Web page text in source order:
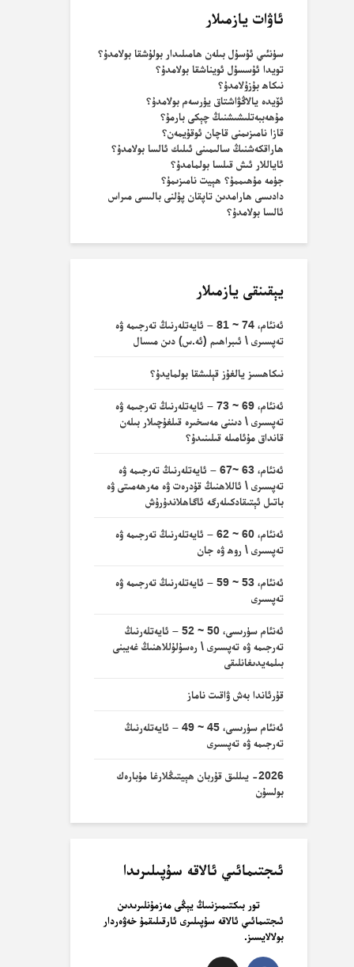
ئاۋات يازمىلار
سۈنئىي ئۇسۇل بىلەن ھامىلىدار بولۇشقا بولامدۇ؟
تويدا ئۇسسۇل ئويناشقا بولامدۇ؟
نىكاھ بۇزۇلامدۇ؟
ئۆيدە يالاڭۋاشتاق يۈرسەم بولامدۇ؟
مۇھەببەتلىشىشنىڭ چېكى بارمۇ؟
قازا نامىزىمنى قاچان ئوقۇيمەن؟
ھاراقكەشنىڭ سالىمىنى ئىلىك ئالسا بولامدۇ؟
ئاياللار ئىش قىلسا بولمامدۇ؟
جۈمە مۇھىممۇ؟ ھېيت نامىزىمۇ؟
دادىسى ھارامدىن تاپقان پۇلنى بالىسى مىراس
ئالسا بولامدۇ؟
يېقىنقى يازمىلار
ئەنئام، 74 ~ 81 – ئايەتلەرنىڭ تەرجىمە ۋە
تەپسىرى \ ئىبراھىم (ئە.س) دىن مىسال
نىكاھسىز يالغۇز قېلىشقا بولمايدۇ؟
ئەنئام، 69 ~ 73 – ئايەتلەرنىڭ تەرجىمە ۋە
تەپسىرى \ دىننى مەسخىرە قىلغۇچىلار بىلەن
قانداق مۇئامىلە قىلىنىدۇ؟
ئەنئام، 63 ~67 – ئايەتلەرنىڭ تەرجىمە ۋە
تەپسىرى \ ئاللاھنىڭ قۇدرەت ۋە مەرھەمىتى ۋە
باتىل ئېتىقادكىلەرگە ئاگاھلاندۇرۇش
ئەنئام، 60 ~ 62 – ئايەتلەرنىڭ تەرجىمە ۋە
تەپسىرى \ روھ ۋە جان
ئەنئام، 53 ~ 59 – ئايەتلەرنىڭ تەرجىمە ۋە
تەپسىرى
ئەنئام سۈرىسى، 50 ~ 52 – ئايەتلەرنىڭ
تەرجىمە ۋە تەپسىرى \ رەسۇلۇللاھنىڭ غەيبنى
بىلمەيدىغانلىقى
قۇرئاندا بەش ۋاقىت ناماز
ئەنئام سۈرىسى، 45 ~ 49 – ئايەتلەرنىڭ
تەرجىمە ۋە تەپسىرى
2026- يىللىق قۇربان ھېيتىڭلارغا مۇبارەك
بولسۇن
ئىجتىمائىي ئالاقە سۇپىلىرىدا
تور بىكتىمىزنىىڭ يېڭى مەزمۇنلىرىدىن
ئىجتىمائىي ئالاقە سۇپىلىرى ئارقىلىقمۇ خەۋەردار
بولالايسىز.